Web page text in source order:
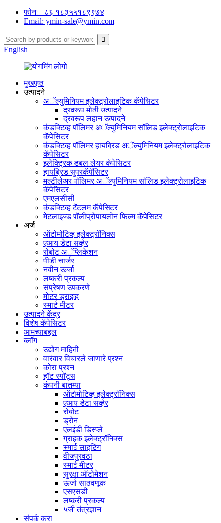
फोन: +८६ १८३५५१८९९७४
Email: ymin-sale@ymin.com
English
मुखपृष्ठ
उत्पादने
अॅल्युमिनियम इलेक्ट्रोलाइटिक कॅपेसिटर
द्रवरूप मोठी उत्पादने
द्रवरूप लहान उत्पादने
कंडक्टिव्ह पॉलिमर अॅल्युमिनियम सॉलिड इलेक्ट्रोलाइटिक
कॅपेसिटर
कंडक्टिव्ह पॉलिमर हायब्रिड अॅल्युमिनियम इलेक्ट्रोलाइटिक
कॅपेसिटर
इलेक्ट्रिक डबल लेयर कॅपेसिटर
हायब्रिड सुपरकॅपॅसिटर
मल्टीलेअर पॉलिमर अॅल्युमिनियम सॉलिड इलेक्ट्रोलाइटिक
कॅपेसिटर
एमएलसीसी
कंडक्टिव्ह टॅंटलम कॅपेसिटर
मेटलाइज्ड पॉलीप्रोपायलीन फिल्म कॅपेसिटर
अर्ज
ऑटोमोटिव्ह इलेक्ट्रॉनिक्स
एआय डेटा सर्व्हर
रोबोट अॅप्लिकेशन
पीडी चार्जर
नवीन ऊर्जा
लष्करी प्रकल्प
संप्रेषण उपकरणे
मोटर ड्राइव्ह
स्मार्ट मीटर
उत्पादने केंद्र
विशेष कॅपेसिटर
आमच्याबद्दल
ब्लॉग
उद्योग माहिती
वारंवार विचारले जाणारे प्रश्न
कोरा प्रश्न
हॉट स्पॉट्स
कंपनी बातम्या
ऑटोमोटिव्ह इलेक्ट्रॉनिक्स
एआय डेटा सर्व्हर
रोबोट
ड्रोन
एलईडी डिस्प्ले
ग्राहक इलेक्ट्रॉनिक्स
स्मार्ट लाइटिंग
वीजपुरवठा
स्मार्ट मीटर
सुरक्षा ऑटोमेशन
ऊर्जा साठवणूक
एसएसडी
लष्करी प्रकल्प
५जी तंत्रज्ञान
संपर्क करा